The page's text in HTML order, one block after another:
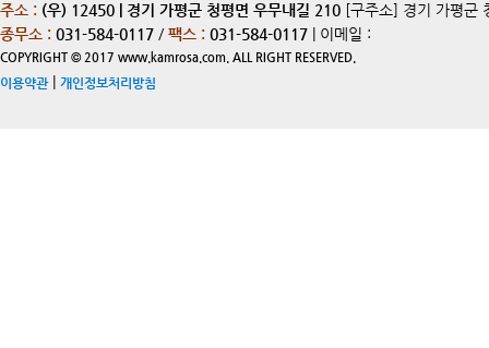
주소 : (우) 12450 | 경기 가평군 청평면 우무내길 210 [구주소] 경기 가평군
종무소 : 031-584-0117 / 팩스 : 031-584-0117 | 이메일 :
COPYRIGHT © 2017 www.kamrosa.com. ALL RIGHT RESERVED.
이용약관| 개인정보처리방침